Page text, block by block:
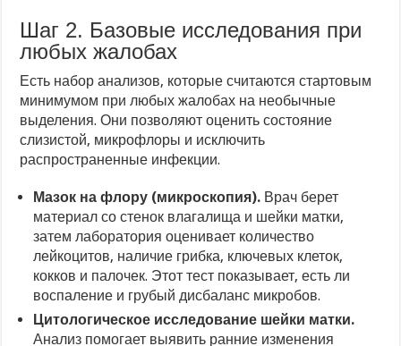
Шаг 2. Базовые исследования при
любых жалобах
Есть набор анализов, которые считаются стартовым
минимумом при любых жалобах на необычные
выделения. Они позволяют оценить состояние
слизистой, микрофлоры и исключить
распространенные инфекции.
Мазок на флору (микроскопия). Врач берет
материал со стенок влагалища и шейки матки,
затем лаборатория оценивает количество
лейкоцитов, наличие грибка, ключевых клеток,
кокков и палочек. Этот тест показывает, есть ли
воспаление и грубый дисбаланс микробов.
Цитологическое исследование шейки матки.
Анализ помогает выявить ранние изменения